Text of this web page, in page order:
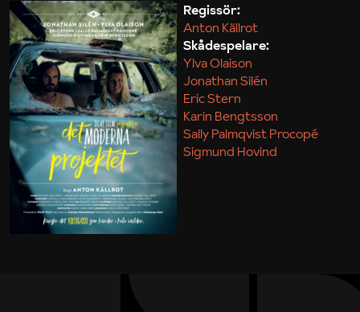
Maja Kekonius
Regissör:
Anton Källrot
Skådespelare:
Ylva Olaison
Jonathan Silén
Eric Stern
Karin Bengtsson
Sally Palmqvist Procopé
Sigmund Hovind